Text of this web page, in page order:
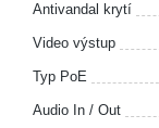
Antivandal krytí
Video výstup
Typ PoE
Audio In / Out